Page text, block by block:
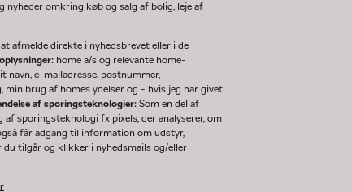
omkring køb og salg af bolig, leje af
afmelde direkte i nyhedsbrevet eller i de
home a/s og relevante home-
e-mailadresse, postnummer,
min brug af homes ydelser og - hvis jeg har givet
af sporingsteknologier:Som en del af
sporingsteknologi fx pixels, der analyserer, om
får adgang til information om udstyr,
du tilgår og klikker i nyhedsmails og/eller